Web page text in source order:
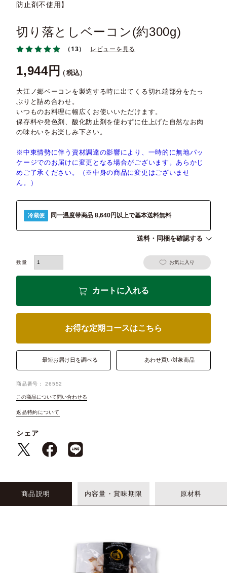
防止剤不使用】
切り落としベーコン(約300g)
（13） レビューを見る
1,944 税込
大江ノ郷ベーコンを製造する時に出てくる切れ端部分をたっ
ぷりと詰め合わせ。
いつものお料理に幅広くお使いいただけます。
保存料や発色剤、酸化防止剤を使わずに仕上げた自然なお肉
の味わいをお楽しみ下さい。
※中東情勢に伴う資材調達の影響により、一時的に無地パッ
ケージでのお届けに変更となる場合がございます。あらかじ
めご了承ください。（※中身の商品に変更はございませ
ん。）
冷蔵便 同一温度帯商品 8,640円以上で基本送料無料
送料・同梱を確認する
お気に入り
カートに入れる
お得な定期コースはこちら
最短お届け日を調べる あわせ買い対象商品
商品番号 26552
この商品について問い合わせる
返品特約について
シェア
商品説明 内容量・賞味期限 原材料